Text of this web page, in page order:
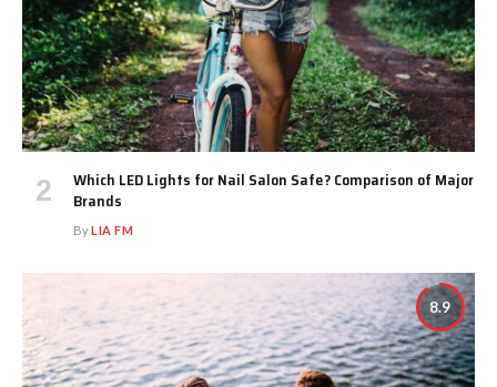
Which LED Lights for Nail Salon Safe? Comparison of Major
Brands
ByLIA FM
8.9